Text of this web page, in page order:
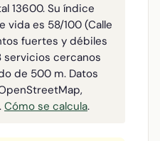
13600. Su índice
vida es 58/100 (Calle
fuertes y débiles
servicios cercanos
de 500 m. Datos
Cómo se calcula.